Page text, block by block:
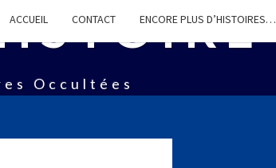
ACCUEIL CONTACT ENCORE PLUS D’HISTOIRES…
Occultées